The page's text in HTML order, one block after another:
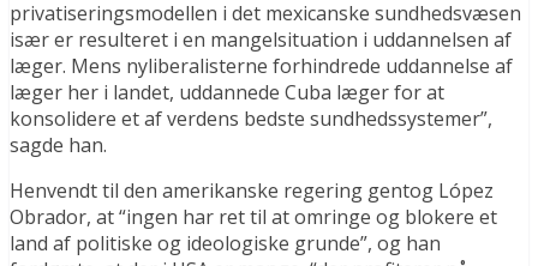
privatiseringsmodellen i det mexicanske sundhedsvæsen
især er resulteret i en mangelsituation i uddannelsen af
læger. Mens nyliberalisterne forhindrede uddannelse af
læger her i landet, uddannede Cuba læger for at
konsolidere et af verdens bedste sundhedssystemer”,
sagde han.
Henvendt til den amerikanske regering gentog López
Obrador, at “ingen har ret til at omringe og blokere et
land af politiske og ideologiske grunde”, og han